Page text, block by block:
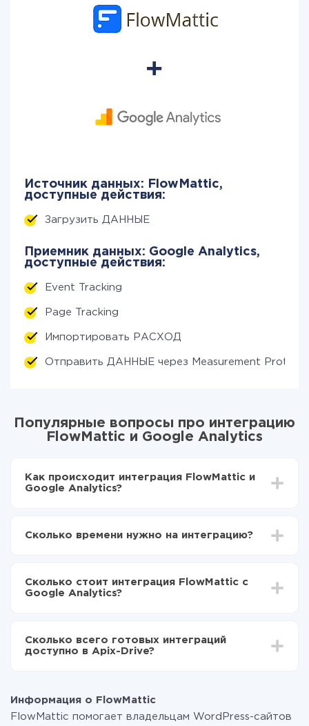
Источник данных: FlowMattic,
доступные действия:
Загрузить ДАННЫЕ
Приемник данных: Google Analytics,
доступные действия:
Event Tracking
Page Tracking
Импортировать РАСХОД
Отправить ДАННЫЕ через Measurement
Популярные вопросы про интеграцию
FlowMattic и Google Analytics
Как происходит интеграция FlowMattic и
Google Analytics?
Выбираете какие данные передавать из
Теперь данные будут автоматически
передаваться из FlowMattic в Google Analytics
Сколько времени нужно на интеграцию?
отличаться и составлять от 5-ти до 30-минут. В
среднем настройка занимает 10-15 минут.
Сколько стоит интеграция FlowMattic с
Google Analytics?
функционал. Вы оплачиваете только количество
данных, которые по факту передаются из одной
перейти на платный, при необходимости. Подробнее
отарифах .
Сколько всего готовых интеграций
доступно в Apix-Drive?
Информация о FlowMattic
FlowMattic помогает владельцам WordPress-сайтов